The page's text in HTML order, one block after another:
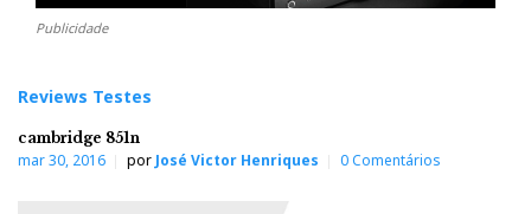
Publicidade
Reviews Testes
cambridge 851n
mar 30, 2016 por José Victor Henriques 0 Comentários